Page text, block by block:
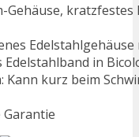
Gehäuse,
in
Kann kurz beim
Garantie